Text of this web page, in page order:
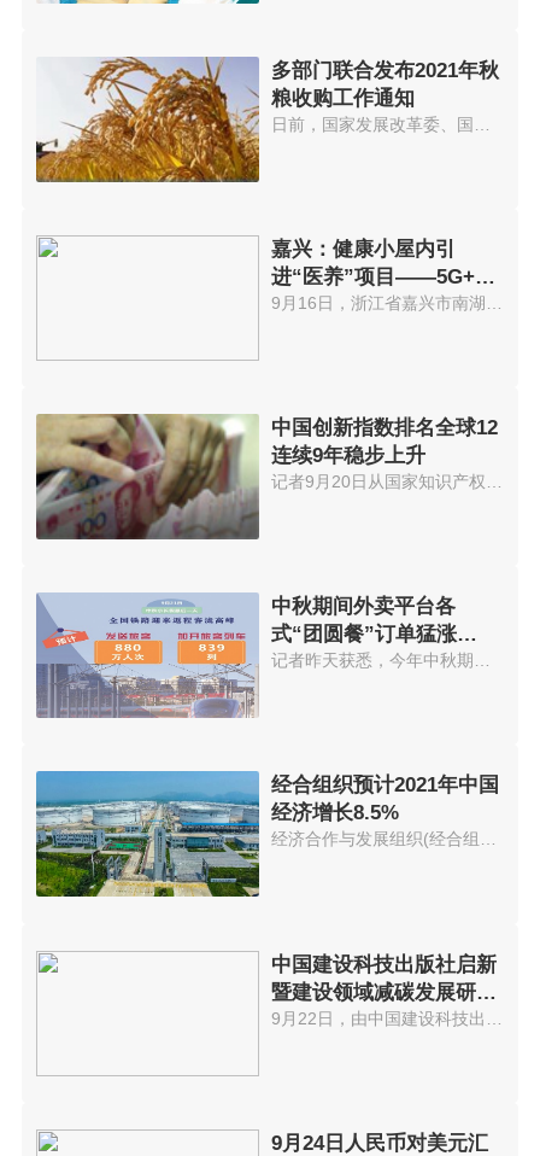
多部门联合发布2021年秋
粮收购工作通知
嘉兴：健康小屋内引
进“医养”项目——5G+云
诊室
中国创新指数排名全球12
连续9年稳步上升
记者9月20日从国家知识产权局获...
中秋期间外卖平台各
式“团圆餐”订单猛涨
574.56%
记者昨天获悉，今年中秋期间外卖...
经合组织预计2021年中国
经济增长8.5%
经济合作与发展组织(经合组织)21...
中国建设科技出版社启新
暨建设领域减碳发展研讨
会在京举办
9月24日人民币对美元汇